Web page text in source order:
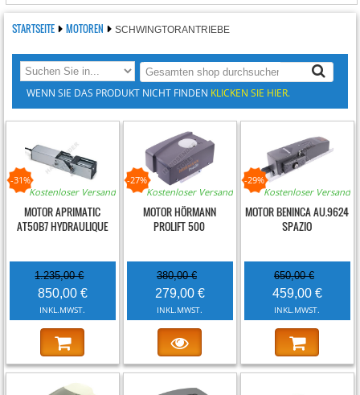
STARTSEITE MOTOREN SCHWINGTORANTRIEBE
WENN SIE DAS PRODUKT NICHT FINDEN KLICKEN SIE HIER.
Kostenloser Versand
-31%
MOTOR APRIMATIC
AT50B7 HYDRAULIQUE
1.235,00 €
850,00 €
INKL.MWST.
Kostenloser Versand
-27%
MOTOR HÖRMANN
PROLIFT 500
380,00 €
279,00 €
INKL.MWST.
Kostenloser Versand
-29%
MOTOR BENINCA AU.9624
SPAZIO
650,00 €
459,00 €
INKL.MWST.